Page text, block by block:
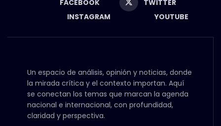
FACEBOOK
TWITTER
INSTAGRAM
YOUTUBE
Un espacio de análisis, opinión y noticias, donde
la mirada crítica y el contexto importan. Aquí
se conectan los temas que marcan la agenda
nacional e internacional, con profundidad,
claridad y perspectiva.